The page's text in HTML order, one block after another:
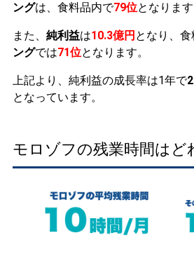
ングは、食料品内で79位となります
また、 純利益は10.3億円 となり、
ングでは71位となります。
上記より、純利益の成長率は1年で
となっています。
モロゾフの残業時間はど